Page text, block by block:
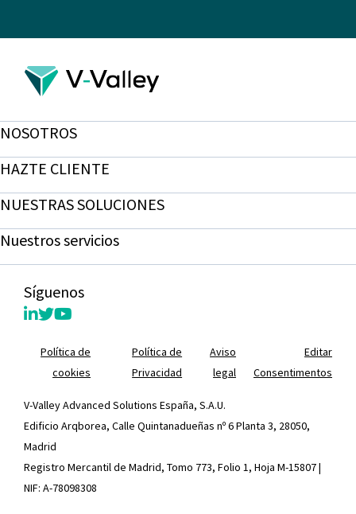
NOSOTROS
HAZTE CLIENTE
NUESTRAS SOLUCIONES
Nuestros servicios
Síguenos
V-Valley Advanced Solutions España, S.A.U.
Edificio Arqborea, Calle Quintanadueñas nº 6 Planta 3, 28050,
Madrid
Registro Mercantil de Madrid, Tomo 773, Folio 1, Hoja M-15807 |
NIF: A-78098308
Política de
cookies
Política de
Privacidad
Aviso
legal
Editar
Consentimentos